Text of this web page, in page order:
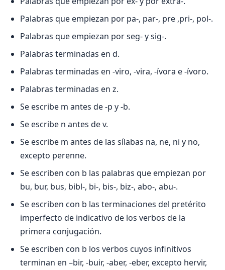
Palabras que empiezan por pa-, par-, pre ,pri-, pol-.
Palabras que empiezan por seg- y sig-.
Palabras terminadas en d.
Palabras terminadas en -viro, -vira, -ívora e -ívoro.
Palabras terminadas en z.
Se escribe m antes de -p y -b.
Se escribe n antes de v.
Se escribe m antes de las sílabas na, ne, ni y no,
excepto perenne.
Se escriben con b las palabras que empiezan por
bu, bur, bus, bibl-, bi-, bis-, biz-, abo-, abu-.
Se escriben con b las terminaciones del pretérito
imperfecto de indicativo de los verbos de la
primera conjugación.
Se escriben con b los verbos cuyos infinitivos
terminan en –bir, -buir, -aber, -eber, excepto hervir,